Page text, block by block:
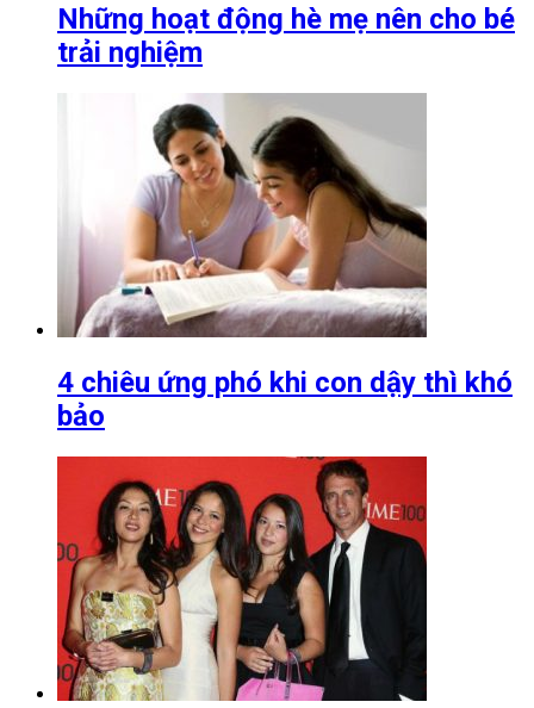
Những hoạt động hè mẹ nên cho bé
trải nghiệm
4 chiêu ứng phó khi con dậy thì khó
bảo